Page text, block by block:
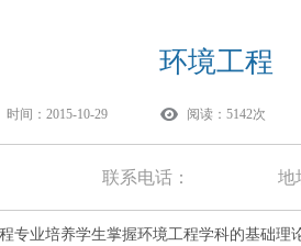
环境工程
时间：2015-10-29 阅读：5142
联系电话： 地址
业培养学生掌握环境工程学科的基础理